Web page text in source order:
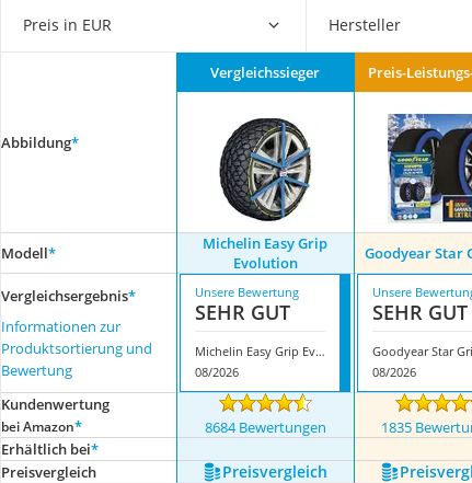
Felgenbaum
Diesel-Additiv
Wagenheber
Service
Preis in EUR Hersteller
Abbildung*
Vergleichssieger Preis-
Modell*
Michelin Easy Grip
Evolution
Goodyear Star
Vergleichsergebnis*
Informationen zur
Produktsortierung und
Bewertung
Unsere Bewertung
SEHR GUT
Michelin Easy Grip Evolution
08/2026
Unsere
SEHR GUT
Goodyear Star
08/2026
Kundenwertung
bei Amazon* 8684 Bewertungen 1835
Erhältlich bei*
Preis­vergleich
Preis­vergleich